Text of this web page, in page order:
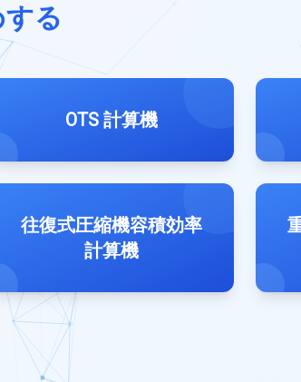
る
OTS 計算機
往復式圧縮機容積効率
計算機